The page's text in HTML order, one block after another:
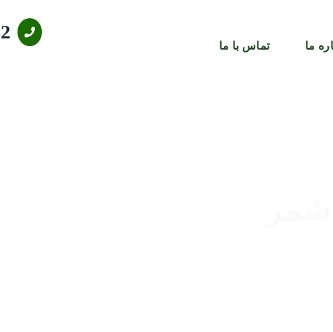
ما تماس با ما